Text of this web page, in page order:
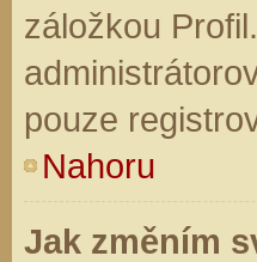
záložkou
pouze
Nahoru
Jak změním